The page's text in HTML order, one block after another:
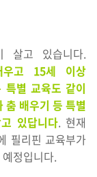
살고 있습니다.
우고 15세 이상
별 교육도 같이
춤 배우기 등 특별
있답니다. 현재
필리핀 교육부가
정입니다.